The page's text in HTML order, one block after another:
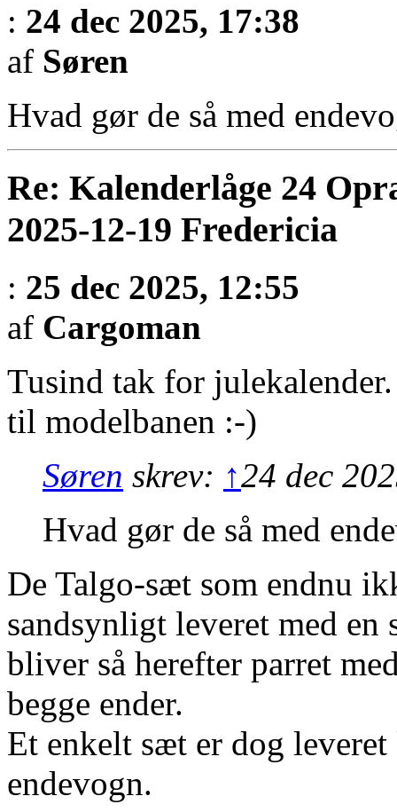
: 24 dec 2025, 17:38
af Søren
Hvad gør de så med
Re: Kalenderlåge 24
2025-12-19 Fredericia
: 25 dec 2025, 12:55
af Cargoman
Tusind tak for
til modelbanen :-)
Søren skrev: ↑24 dec
Hvad gør de så med
De Talgo-sæt som endnu
sandsynligt leveret med en
bliver så herefter parret
begge ender.
Et enkelt sæt er dog
endevogn.